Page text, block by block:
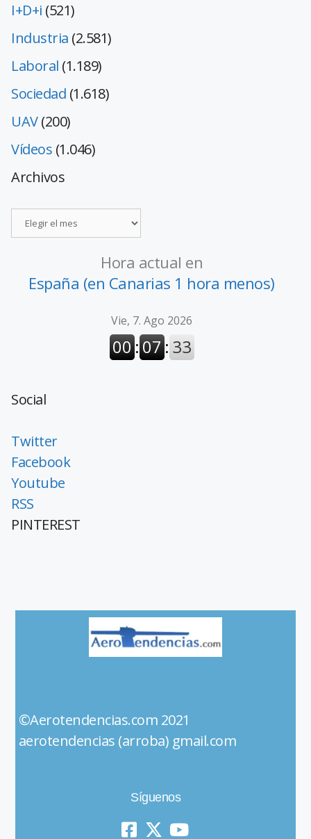
I+D+i (521)
Industria (2.581)
Laboral (1.189)
Sociedad (1.618)
UAV(200)
Vídeos (1.046)
Archivos
Hora actual en
España (en Canarias 1 hora menos)
Social
Twitter
Facebook
Youtube
RSS
PINTEREST
©Aerotendencias.com 2021
aerotendencias (arroba) gmail.com
Síguenos